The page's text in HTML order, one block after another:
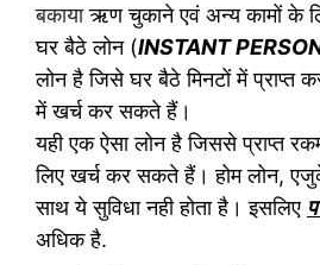
बकायाऋण चुकाने एवं अन्य कामों के
घर बैठे लोन (INSTANT
लोन है जिसे घर बैठे मिनटों में प्राप्त
में खर्च कर सकते हैं।
यही एक ऐसा लोन है जिससे प्राप्त
लिए खर्च कर सकते हैं। होम लोन,
साथ ये सुविधा नही होता है। इसलिए
अधिक है.